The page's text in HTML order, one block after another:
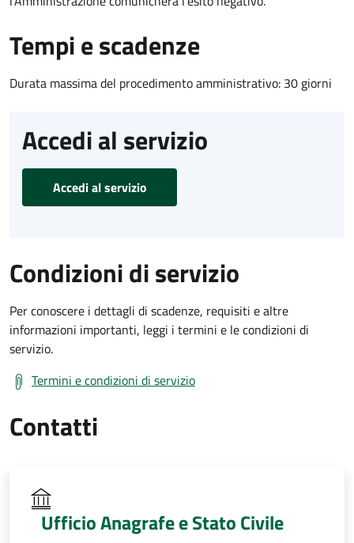
Tempi e scadenze
Durata massima del procedimento amministrativo: 30 giorni
Accedi al servizio
Accedi al servizio
Condizioni di servizio
Per conoscere i dettagli di scadenze, requisiti e altre
informazioni importanti, leggi i termini e le condizioni di
servizio.
Termini e condizioni di servizio
Contatti
Ufficio Anagrafe e Stato Civile